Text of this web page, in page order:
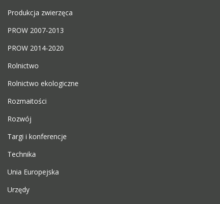
Produkcja zwierzęca
PROW 2007-2013
PROW 2014-2020
Rolnictwo
Rolnictwo ekologiczne
Rozmaitości
Rozwój
Targi i konferencje
Technika
Unia Europejska
Urzędy